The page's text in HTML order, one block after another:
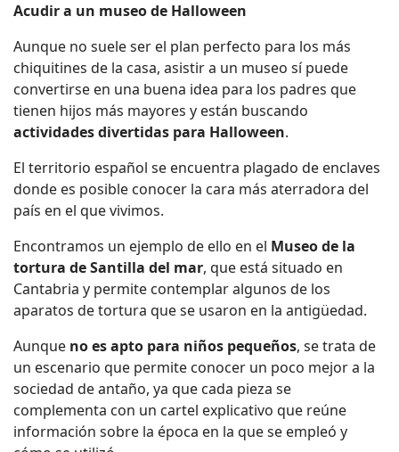
Acudir a un museo de Halloween
Aunque no suele ser el plan perfecto para los más
chiquitines de la casa, asistir a un museo sí puede
convertirse en una buena idea para los padres que
tienen hijos más mayores y están buscando
actividades divertidas para Halloween.
El territorio español se encuentra plagado de enclaves
donde es posible conocer la cara más aterradora del
país en el que vivimos.
Encontramos un ejemplo de ello en el Museo de la
tortura de Santilla del mar, que está situado en
Cantabria y permite contemplar algunos de los
aparatos de tortura que se usaron en la antigüedad.
Aunque no es apto para niños pequeños, se trata de
un escenario que permite conocer un poco mejor a la
sociedad de antaño, ya que cada pieza se
complementa con un cartel explicativo que reúne
información sobre la época en la que se empleó y